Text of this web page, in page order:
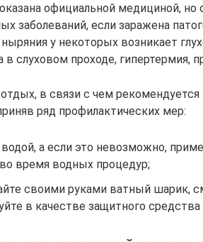
официальной медициной, но
заболеваний, если заражена
у некоторых возникает
в слуховом проходе, гипертермия,
в связи с чем рекомендуется
ряд профилактических мер:
водой, а если это невозможно,
время водных процедур;
своими руками ватный шарик,
в качестве защитного